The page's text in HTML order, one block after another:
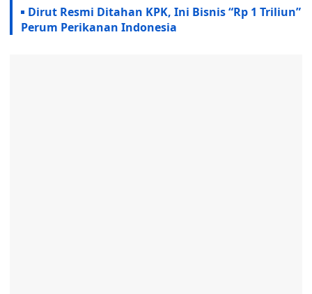
Dirut Resmi Ditahan KPK, Ini Bisnis “Rp 1 Triliun”
Perum Perikanan Indonesia